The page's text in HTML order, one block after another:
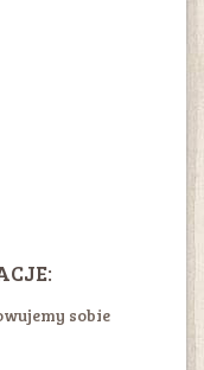
sobie